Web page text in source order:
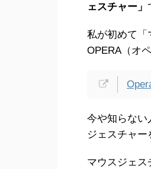
ェスチャー」
私が初めて「
OPERA（オ
今や知らない
ジェスチャー
マウスジェス